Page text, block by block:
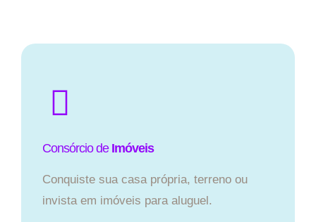
Consórcio de Imóveis
Conquiste sua casa própria, terreno ou
invista em imóveis para aluguel.